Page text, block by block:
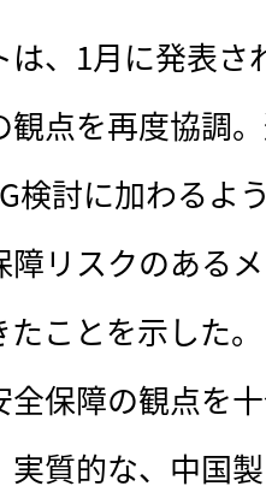
、1月に発表さ
観点を再度協調
検討に加わるよ
障リスクのある
たことを示した
保障の観点を
実質的な、中国